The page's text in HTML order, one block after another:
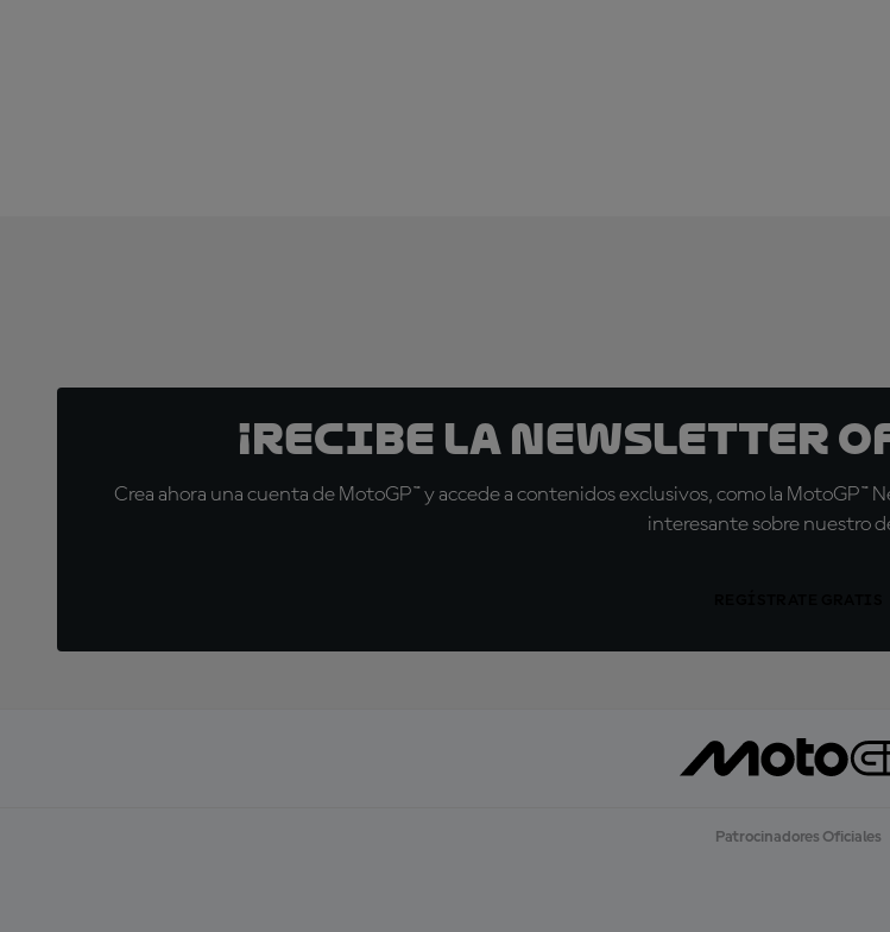
¡Recibe la Newsletter
Crea ahora una cuenta de MotoGP™ y accede a contenidos exclusivos, como la
interesante sobre nuestro
Patrocinadores Oficiales